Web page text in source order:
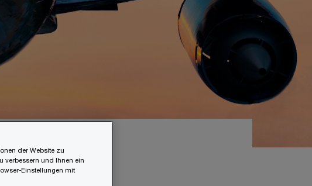
der Website zu
verbessern und Ihnen ein
Einstellungen mit